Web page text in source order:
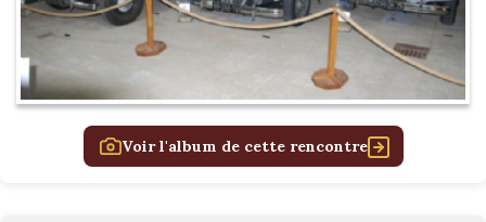
Voir l'album de cette rencontre